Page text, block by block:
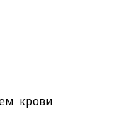
крови